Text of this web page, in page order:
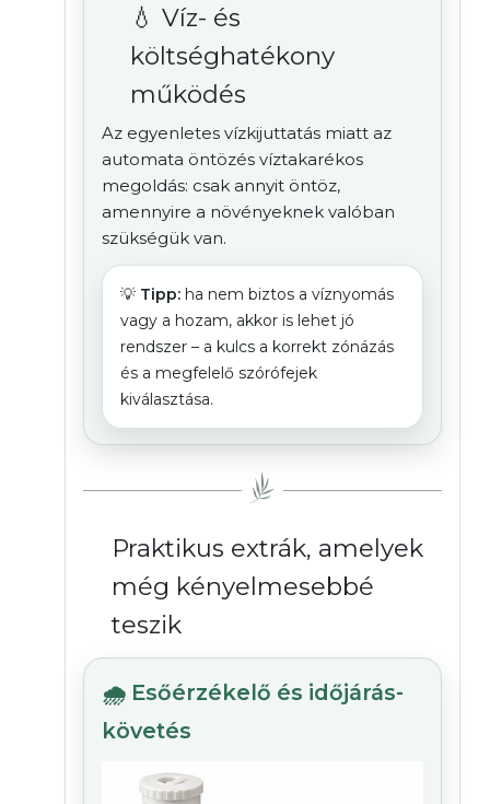
💧 Víz- és
költséghatékony
működés
Az egyenletes vízkijuttatás miatt az
automata öntözés víztakarékos
megoldás: csak annyit öntöz,
amennyire a növényeknek valóban
szükségük van.
💡 Tipp: ha nem biztos a víznyomás
vagy a hozam, akkor is lehet jó
rendszer – a kulcs a korrekt zónázás
és a megfelelő szórófejek
kiválasztása.
Praktikus extrák, amelyek
még kényelmesebbé
teszik
🌧️ Esőérzékelő és időjárás-
követés